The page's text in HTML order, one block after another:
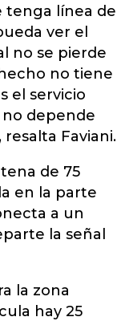
tenga línea de
ver el
no se pierde
no tiene
el servicio
depende
Faviani.
de 75
en la parte
a un
la señal
la zona
hay 25